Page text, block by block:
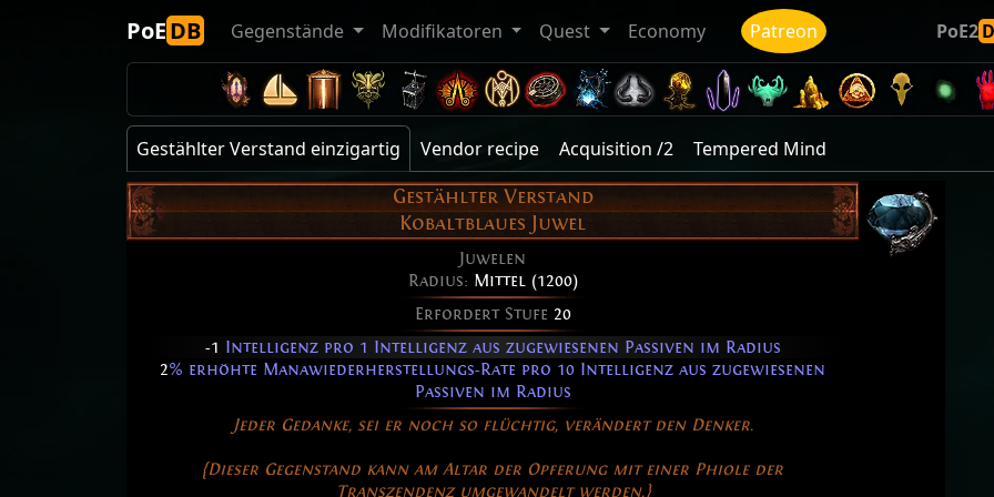
PoEDB Gegenstände Modifikatoren Quest Economy Patreon PoE2
Gestählter Verstand einzigartig Vendor recipe Acquisition /2
Tempered Mind
Gestählter Verstand
Kobaltblaues Juwel
Juwelen
Radius: Mittel (1200)
Erfordert Stufe 20
-1 Intelligenz pro 1 Intelligenz aus zugewiesenen Passiven im Radius
2% erhöhte Manawiederherstellungs-Rate pro 10 Intelligenz aus zugewiesenen
Passiven im Radius
Jeder Gedanke, sei er noch so flüchtig, verändert den Denker.
{Dieser Gegenstand kann am Altar der Opferung mit einer Phiole der
Transzendenz umgewandelt werden.}